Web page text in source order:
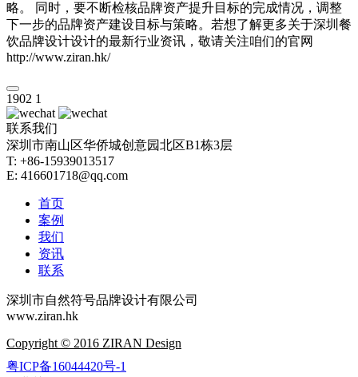
略。 同时，要不断检核品牌资产提升目标的完成情况，调整
下一步的品牌资产建设目标与策略。若想了解更多关于深圳餐
饮品牌设计设计的最新行业资讯，敬请关注咱们的官网
http://www.ziran.hk/
1902 1
联系我们
深圳市南山区华侨城创意园北区B1栋3层
T: +86-15939013517
E: 416601718@qq.com
首页
案例
我们
资讯
联系
深圳市自然符号品牌设计有限公司
www.ziran.hk
Copyright © 2016 ZIRAN Design
粤ICP备16044420号-1